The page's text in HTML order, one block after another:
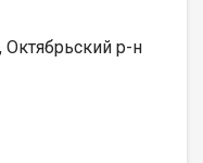
Октябрьский р-н